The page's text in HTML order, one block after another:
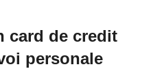
card de credit
personale